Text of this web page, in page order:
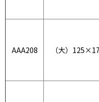
AAA208 （大）